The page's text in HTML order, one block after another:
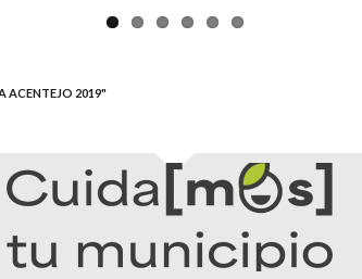
ACENTEJO 2019"